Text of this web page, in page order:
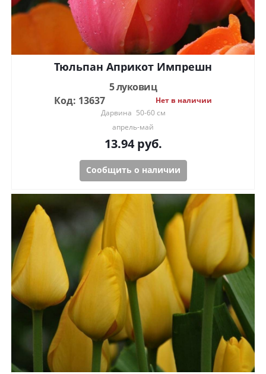
Тюльпан Априкот Импрешн
5 луковиц
Код: 13637
Нет в наличии
Дарвина 50-60 см
апрель-май
13.94руб.
Сообщить о наличии